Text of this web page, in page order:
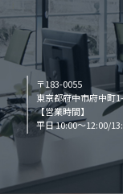
〒183-0055
東京都府中市府中町
【営業時間】
平日 10:00～12:00/